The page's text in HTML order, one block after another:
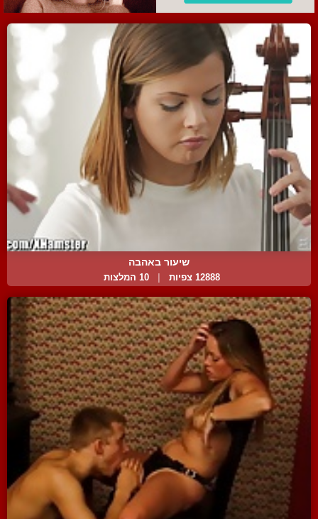
שיעור באהבה
12888 צפיות 10 המלצות